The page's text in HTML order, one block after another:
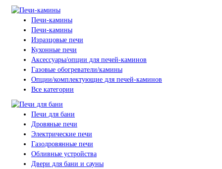
Печи-камины
Печи-камины
Изразцовые печи
Кухонные печи
Аксессуары/опции для печей-каминов
Газовые обогреватели/камины
Опции/комплектующие для печей-каминов
Все категории
Печи для бани
Дровяные печи
Электрические печи
Газодровянные печи
Обливные устройства
Двери для бани и сауны